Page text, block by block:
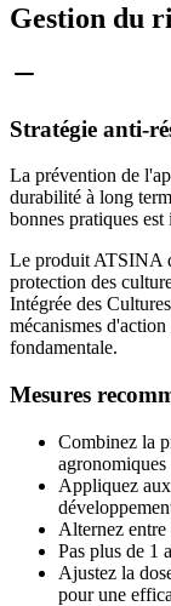
Gestion du
Stratégie anti-
La prévention de
durabilité à long
bonnes pratiques
Le produit ATSINA
protection des
Intégrée des
mécanismes
fondamentale.
Mesures
Combinez la
agronomiques
Appliquez
Alternez
Pas plus de 1
Ajustez la
pour une